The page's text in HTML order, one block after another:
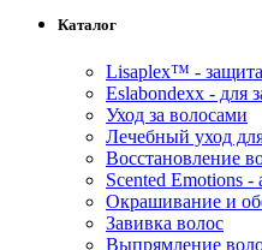
Каталог
Lisaplex™ - защита
Eslabondexx - для
Уход за волосами
Лечебный уход
Восстановление
Scented Emotions
Окрашивание и
Завивка волос
Выпрямление